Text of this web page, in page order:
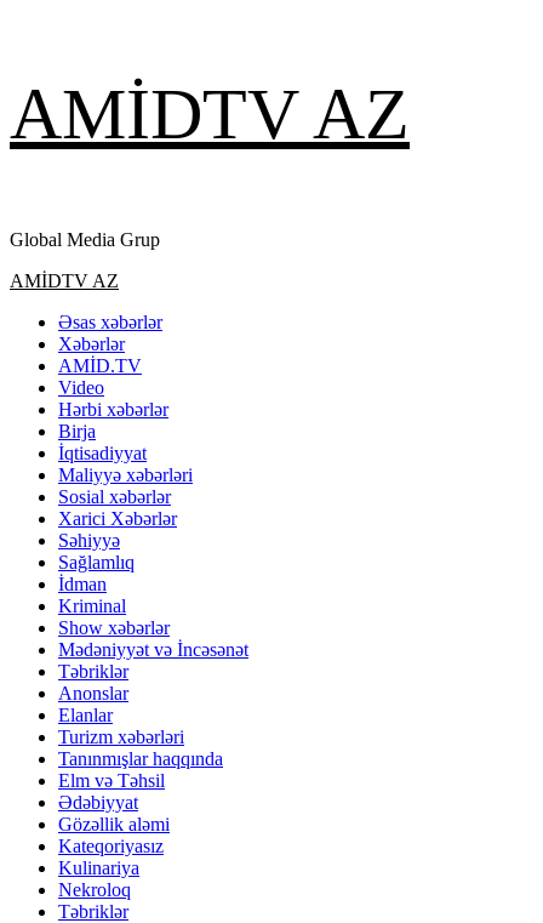
content
AMİDTV AZ
Global Media Grup
Primary
AMİDTV AZ
Əsas xəbərlər
Xəbərlər
AMİD.TV
Video
Hərbi xəbərlər
Birja
İqtisadiyyat
Maliyyə xəbərləri
Sosial xəbərlər
Xarici Xəbərlər
Səhiyyə
Sağlamlıq
İdman
Kriminal
Show xəbərlər
Mədəniyyət və İncəsənət
Təbriklər
Anonslar
Elanlar
Turizm xəbərləri
Tanınmışlar haqqında
Elm və Təhsil
Ədəbiyyat
Gözəllik aləmi
Kateqoriyasız
Kulinariya
Nekroloq
Təbriklər